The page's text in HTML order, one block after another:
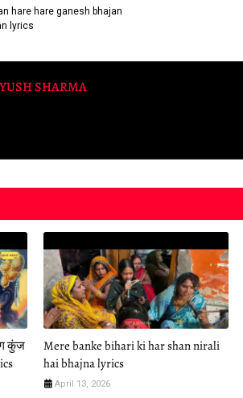
hare hare ganesh bhajan
lyrics
SHARMA
कुंज
Mere banke bihari ki har shan nirali
hai bhajna lyrics
April 13, 2026